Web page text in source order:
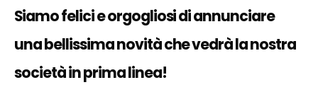
Siamo felici e orgogliosi di annunciare
una bellissima novità che vedrà la nostra
società in prima linea!